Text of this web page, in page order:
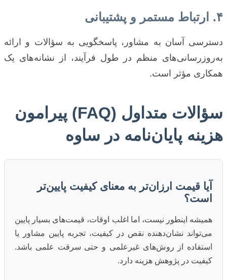
۴. ارتباط مستمر و پشتیبانی
دسترسی آسان به مشاور، پاسخگویی به سؤالات و ارائه
به‌روزرسانی‌های منظم در طول فرآیند، از نشانه‌های یک
همکاری مؤثر است.
سؤالات متداول (FAQ) پیرامون
هزینه پایان‌نامه در ساوه
آیا قیمت ارزان‌تر به معنای کیفیت پایین‌تر
است؟
همیشه اینطور نیست، اما اغلب اوقات، قیمت‌های بسیار پایین
می‌تواند نشان‌دهنده نقص در کیفیت، تجربه پایین مشاور یا
استفاده از روش‌های غیرعلمی و حتی سرقت علمی باشد.
کیفیت در پژوهش هزینه دارد.